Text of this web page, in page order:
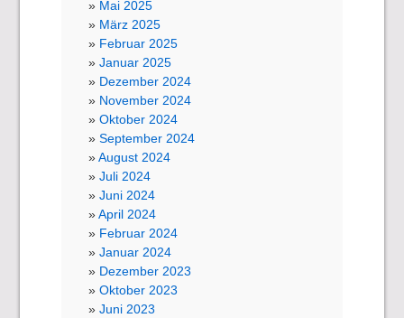
Mai 2025
März 2025
Februar 2025
Januar 2025
Dezember 2024
November 2024
Oktober 2024
September 2024
August 2024
Juli 2024
Juni 2024
April 2024
Februar 2024
Januar 2024
Dezember 2023
Oktober 2023
Juni 2023